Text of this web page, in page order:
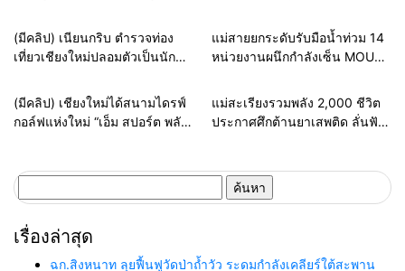
ชาติ ยกระดับ SMEs
พลังแห่งศรัทธาถวายเป็นพระ
ราชกุศล
Home แวดวงตำรวจ
(มีคลิป) เนียนกริบ ตำรวจท่อง
เที่ยวเชียงใหม่ปลอมตัวเป็นนัก
ต่างด้าวเปิดทัวร์เถื่อน รับบทไกด์
ผิดกฎหมาย
Home รอบรั้วทั่วไทย
แม่สายยกระดับรับมือน้ำท่วม 14
หน่วยงานผนึกกำลังเซ็น MOU
พร้อมช่วยประชาชนทุก
สถานการณ์
Home ธุรกิจ-บันเทิง
(มีคลิป) เชียงใหม่ได้สนามไดรฟ์
กอล์ฟแห่งใหม่ “เอ็ม สปอร์ต พลัส”
Lifestyle Destination
Home รอบรั้วทั่วไทย
แม่สะเรียงรวมพลัง 2,000 ชีวิต
ประกาศศึกต้านยาเสพติด ลั่นฟัน
สำหรับ:
เรื่องล่าสุด
ฉก.สิงหนาท ลุยฟื้นฟูวัดป่าถ้ำวัว ระดมกำลังเคลียร์ใต้สะพาน